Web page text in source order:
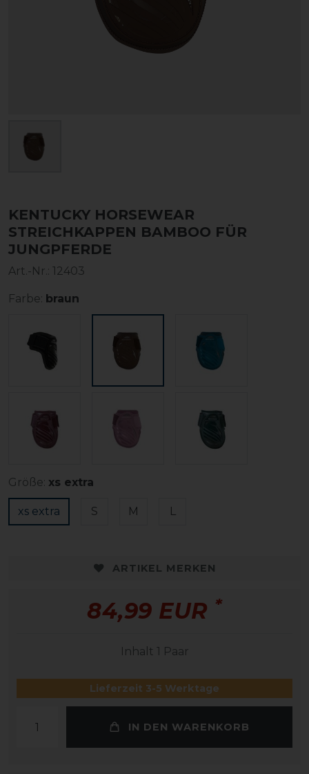
KENTUCKY HORSEWEAR
STREICHKAPPEN BAMBOO FÜR
JUNGPFERDE
Art.-Nr.: 12403
Farbe: braun
Größe: xs extra
xs extra S M L
ARTIKEL MERKEN
84,99 EUR *
Inhalt 1 Paar
Lieferzeit 3-5 Werktage
IN DEN WARENKORB